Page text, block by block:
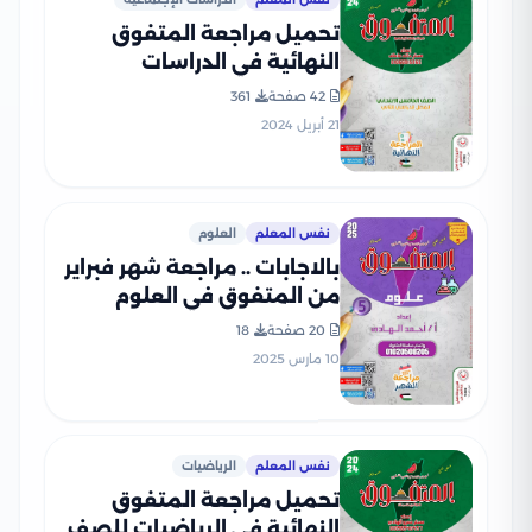
تحميل مراجعة المتفوق
النهائية في الدراسات
الإجتماعية للصف الخامس
الابتدائي الفصل الدراسي
42 صفحة
361
21 أبريل 2024
نفس المعلم العلوم
بالاجابات .. مراجعة شهر فبراير
من المتفوق في العلوم
لخامسه ابتدائي الترم الثاني
2025 بصيغة PDF
20 صفحة
18
10 مارس 2025
نفس المعلم الرياضيات
تحميل مراجعة المتفوق